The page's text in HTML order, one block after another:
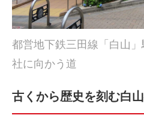
都営地下鉄三田線「白山
社に向かう道
古くから歴史を刻む白